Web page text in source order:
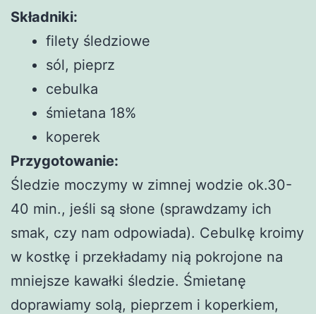
Składniki:
filety śledziowe
sól, pieprz
cebulka
śmietana 18%
koperek
Przygotowanie:
Śledzie moczymy w zimnej wodzie ok.30-
40 min., jeśli są słone (sprawdzamy ich
smak, czy nam odpowiada). Cebulkę kroimy
w kostkę i przekładamy nią pokrojone na
mniejsze kawałki śledzie. Śmietanę
doprawiamy solą, pieprzem i koperkiem,